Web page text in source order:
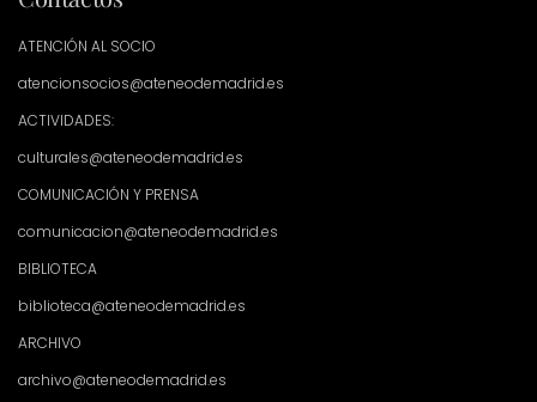
ATENCIÓN AL SOCIO
atencionsocios@ateneodemadrid.es
ACTIVIDADES:
culturales@ateneodemadrid.es
COMUNICACIÓN Y PRENSA
comunicacion@ateneodemadrid.es
BIBLIOTECA
biblioteca@ateneodemadrid.es
ARCHIVO
archivo@ateneodemadrid.es